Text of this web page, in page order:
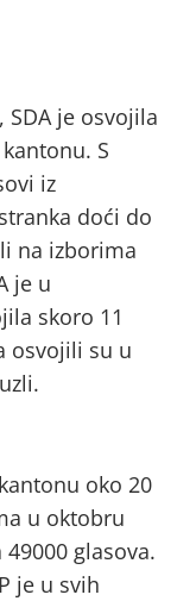
je osvojila
S
iz
doći do
na izborima
je u
skoro 11
osvojili su u
oko 20
u oktobru
glasova.
je u svih